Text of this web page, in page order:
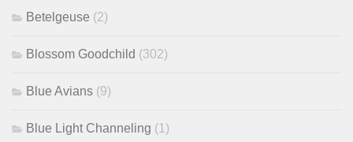
Betelgeuse (2)
Blossom Goodchild (302)
Blue Avians (9)
Blue Light Channeling (1)